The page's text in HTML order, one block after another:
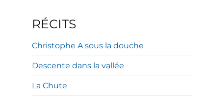
RÉCITS
Christophe A sous la douche
Descente dans la vallée
La Chute